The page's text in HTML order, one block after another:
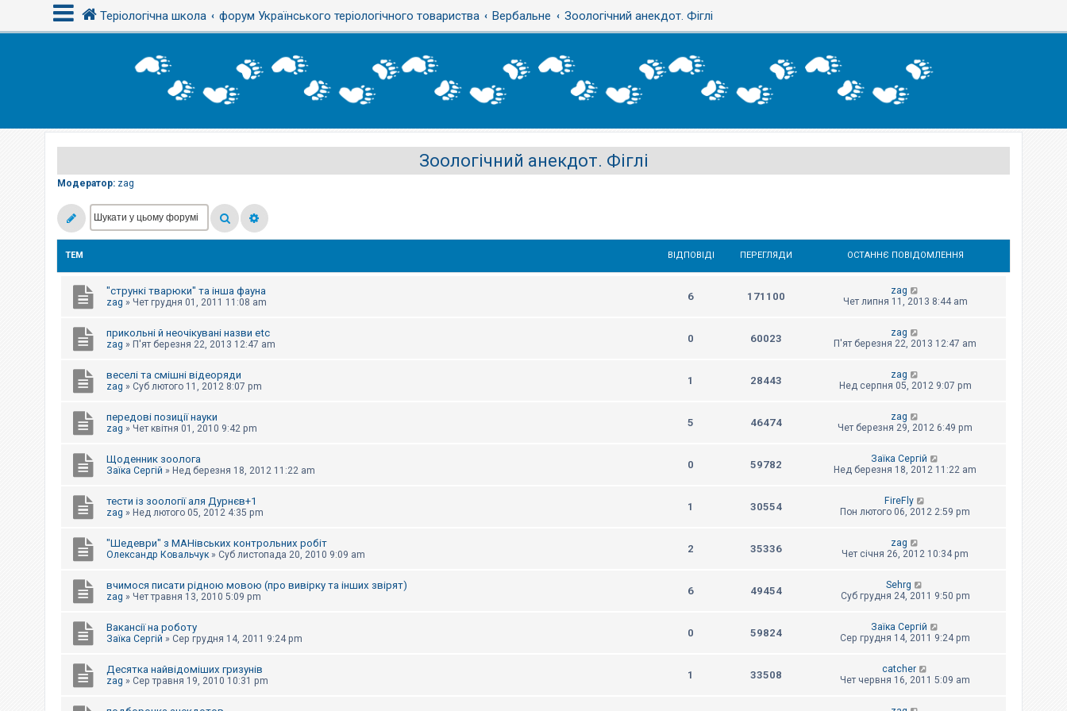
Теріологічна школа форум Українського теріологічного товариства Вербальне Зоологічний анекдот. Фіглі
Зоологічний анекдот. Фіглі
Модератор: zag
ТЕМ ВІДПОВІДІ ПЕРЕГЛЯДИ ОСТАННЄ ПОВІДОМЛЕННЯ
"стрункі тварюки" та інша фауна
zag » Чет грудня 01, 2011 11:08 am 6 171100
zag
Чет липня 11, 2013 8:44 am
прикольні й неочікувані назви etc
zag » П'ят березня 22, 2013 12:47 am 0 60023
zag
П'ят березня 22, 2013 12:47 am
веселі та смішні відеоряди
zag » Суб лютого 11, 2012 8:07 pm 1 28443
zag
Нед серпня 05, 2012 9:07 pm
передові позиції науки
zag » Чет квітня 01, 2010 9:42 pm 5 46474
zag
Чет березня 29, 2012 6:49 pm
Щоденник зоолога
Заїка Сергій » Нед березня 18, 2012 11:22 am 0 59782
Заїка Сергій
Нед березня 18, 2012 11:22 am
тести із зоології аля Дурнєв+1
zag » Нед лютого 05, 2012 4:35 pm 1 30554
FireFly
Пон лютого 06, 2012 2:59 pm
"Шедеври" з МАНівських контрольних робіт
Олександр Ковальчук » Суб листопада 20, 2010 9:09 am 2 35336
zag
Чет січня 26, 2012 10:34 pm
вчимося писати рідною мовою (про вивірку та інших звірят)
zag » Чет травня 13, 2010 5:09 pm 6 49454
Sehrg
Суб грудня 24, 2011 9:50 pm
Вакансії на роботу
Заїка Сергій » Сер грудня 14, 2011 9:24 pm 0 59824
Заїка Сергій
Сер грудня 14, 2011 9:24 pm
Десятка найвідоміших гризунів
zag » Сер травня 19, 2010 10:31 pm 1 33508
catcher
Чет червня 16, 2011 5:09 am